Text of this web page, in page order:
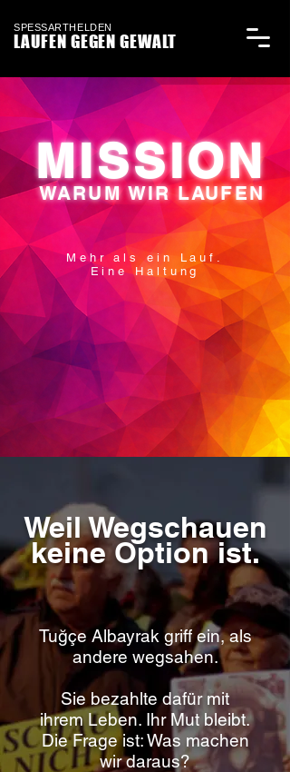
SPESSARTHELDEN
LAUFEN GEGEN GEWALT
MISSION
WARUM WIR LAUFEN
Mehr als ein Lauf.
Eine Haltung
Weil Wegschauen
keine Option ist.
Tuğçe Albayrak griff ein, als
andere wegsahen.
Sie bezahlte dafür mit
ihrem Leben. Ihr Mut bleibt.
Die Frage ist: Was machen
wir daraus?